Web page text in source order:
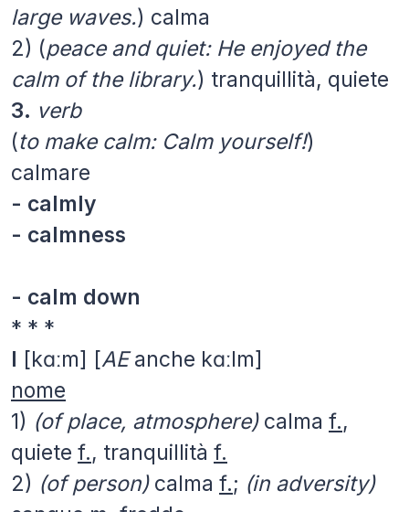
large waves.) calma
2) (peace and quiet: He enjoyed the
calm of the library.) tranquillità, quiete
3. verb
(to make calm: Calm yourself!)
calmare
- calmly
- calmness
- calm down
* * *
I [kɑːm] [AEanche kɑːlm]
nome
1) (of place, atmosphere)calma f.,
quiete f., tranquillità f.
2) (of person)calma f.; (in adversity)